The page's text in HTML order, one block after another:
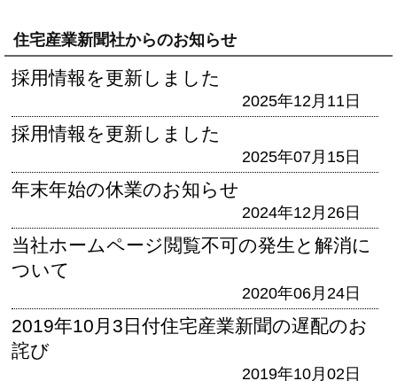
住宅産業新聞社からのお知らせ
採用情報を更新しました
2025年12月11日
採用情報を更新しました
2025年07月15日
年末年始の休業のお知らせ
2024年12月26日
当社ホームページ閲覧不可の発生と解消に
ついて
2020年06月24日
2019年10月3日付住宅産業新聞の遅配のお
詫び
2019年10月02日